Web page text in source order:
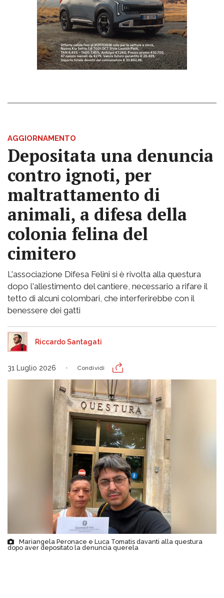
AGGIORNAMENTO
Depositata una denuncia
contro ignoti, per
maltrattamento di
animali, a difesa della
colonia felina del
cimitero
L'associazione Difesa Felini si è rivolta alla questura
dopo l'allestimento del cantiere, necessario a rifare il
tetto di alcuni colombari, che interferirebbe con il
benessere dei gatti
Riccardo Santagati
31 Luglio 2026 Condividi
Mariangela Peronace e Luca Tomatis davanti alla questura
dopo aver depositato la denuncia querela